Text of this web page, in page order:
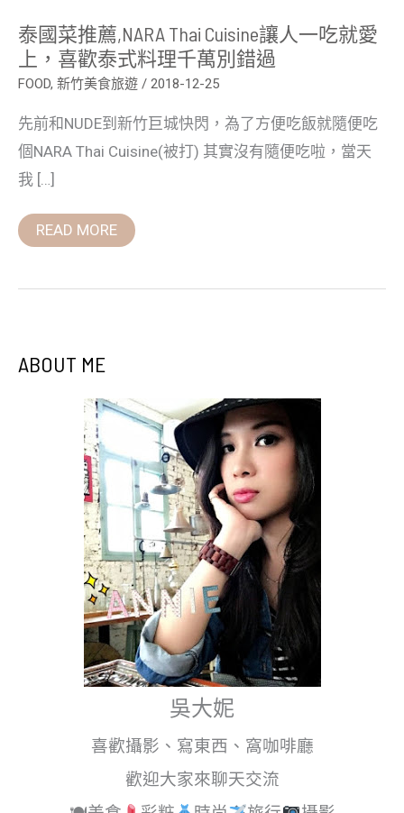
泰國菜推薦,NARA Thai Cuisine讓人一吃就愛
上，喜歡泰式料理千萬別錯過
FOOD, 新竹美食旅遊 / 2018-12-25
先前和NUDE到新竹巨城快閃，為了方便吃飯就隨便吃
個NARA Thai Cuisine(被打) 其實沒有隨便吃啦，當天
我 […]
式
理
千
別
錯
過
READ MORE
ABOUT ME
吳大妮
喜歡攝影、寫東西、窩咖啡廳
歡迎大家來聊天交流